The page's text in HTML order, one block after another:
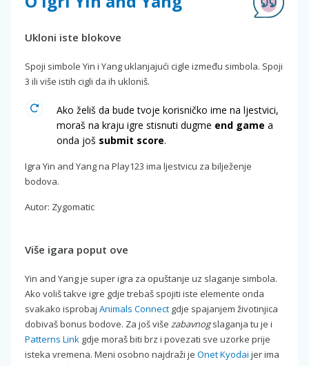
Ukloni iste blokove
Spoji simbole Yin i Yang uklanjajući cigle između simbola. Spoji
3 ili više istih cigli da ih ukloniš.
Ako želiš da bude tvoje korisničko ime na ljestvici,
moraš na kraju igre stisnuti dugme end game a
onda još submit score.
Igra Yin and Yang na Play123 ima ljestvicu za bilježenje
bodova.
Autor: Zygomatic
Više igara poput ove
Yin and Yang je super igra za opuštanje uz slaganje simbola.
Ako voliš takve igre gdje trebaš spojiti iste elemente onda
svakako isprobaj Animals Connect gdje spajanjem životinjica
dobivaš bonus bodove. Za još više zabavnogslaganja tu je i
Patterns Link gdje moraš biti brz i povezati sve uzorke prije
isteka vremena. Meni osobno najdraži je Onet Kyodai jer ima